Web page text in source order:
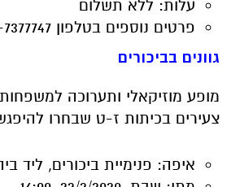
מופע מוזיקאלי ותערוכה
צעירים בכיתות ז-ט שבחרו להיפגש
מתי: שבת, 22/2/2020, 16:00
עלות: ללא תשלום
(חובה)
בטלפון 052-2207078